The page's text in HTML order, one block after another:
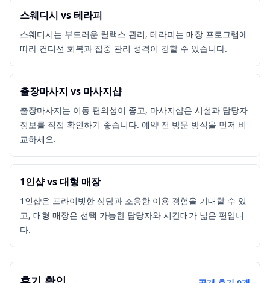
스웨디시 vs 테라피
스웨디시는 부드러운 릴랙스 관리, 테라피는 매장 프로그램에
따라 컨디션 회복과 집중 관리 성격이 강할 수 있습니다.
출장마사지 vs 마사지샵
출장마사지는 이동 편의성이 좋고, 마사지샵은 시설과 담당자
정보를 직접 확인하기 좋습니다. 예약 전 방문 방식을 먼저 비
교하세요.
1인샵 vs 대형 매장
1인샵은 프라이빗한 상담과 조용한 이용 경험을 기대할 수 있
고, 대형 매장은 선택 가능한 담당자와 시간대가 넓은 편입니
다.